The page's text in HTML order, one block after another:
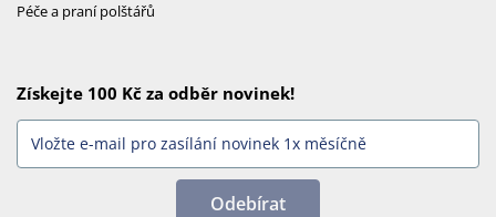
Péče a praní polštářů
Získejte 100 Kč za odběr novinek!
Odebírat